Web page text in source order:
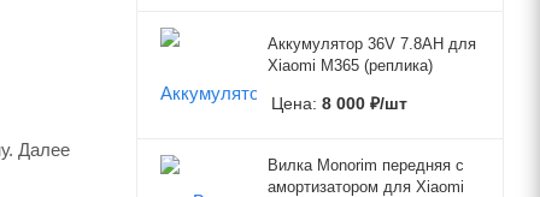
Далее
Аккумулятор 36V 7.8AH для
Xiaomi M365 (реплика)
Цена: 8 000 ₽/шт
Вилка Monorim передняя с
амортизатором для Xiaomi